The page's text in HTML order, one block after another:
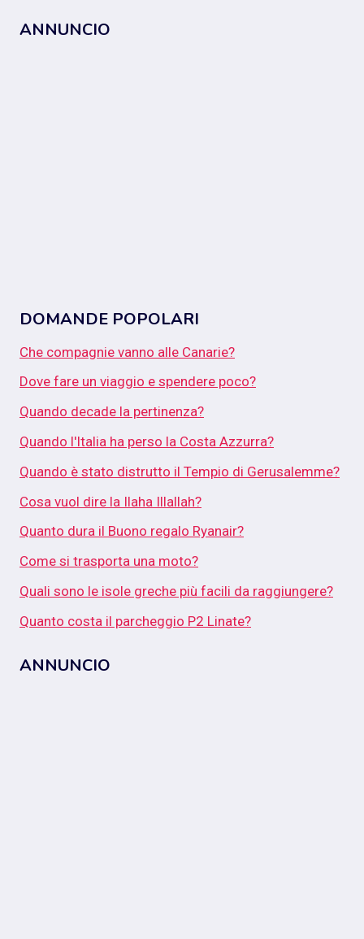
ANNUNCIO
DOMANDE POPOLARI
Che compagnie vanno alle Canarie?
Dove fare un viaggio e spendere poco?
Quando decade la pertinenza?
Quando l'Italia ha perso la Costa Azzurra?
Quando è stato distrutto il Tempio di Gerusalemme?
Cosa vuol dire la Ilaha Illallah?
Quanto dura il Buono regalo Ryanair?
Come si trasporta una moto?
Quali sono le isole greche più facili da raggiungere?
Quanto costa il parcheggio P2 Linate?
ANNUNCIO